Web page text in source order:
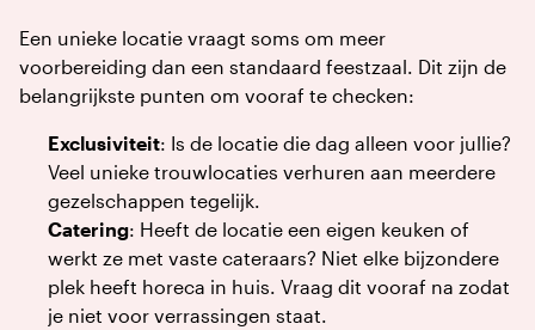
Een unieke locatie vraagt soms om meer
voorbereiding dan een standaard feestzaal. Dit zijn de
belangrijkste punten om vooraf te checken:
Exclusiviteit: Is de locatie die dag alleen voor jullie?
Veel unieke trouwlocaties verhuren aan meerdere
gezelschappen tegelijk.
Catering: Heeft de locatie een eigen keuken of
werkt ze met vaste cateraars? Niet elke bijzondere
plek heeft horeca in huis. Vraag dit vooraf na zodat
je niet voor verrassingen staat.